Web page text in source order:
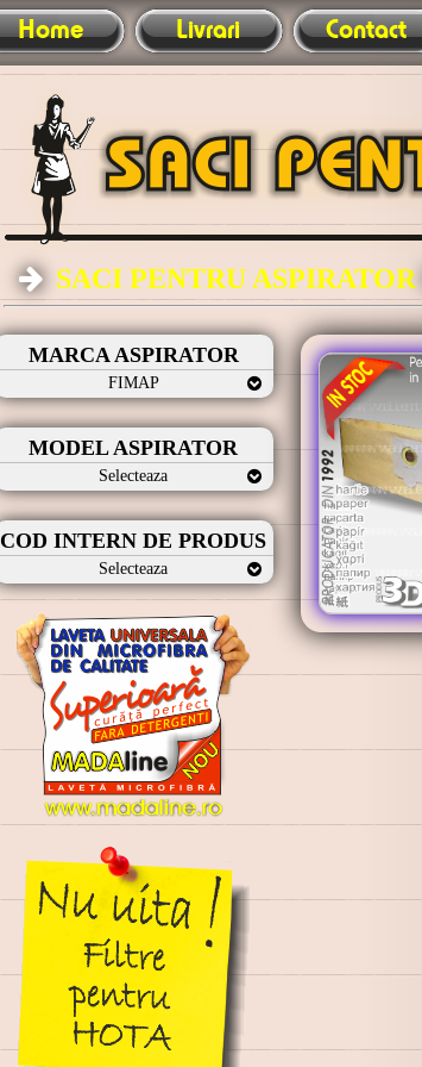
Home Livrari Contact
SACI PENTRU ASPIRATOR
MARCA ASPIRATOR
FIMAP
MODEL ASPIRATOR
Selecteaza
COD INTERN DE PRODUS
Selecteaza